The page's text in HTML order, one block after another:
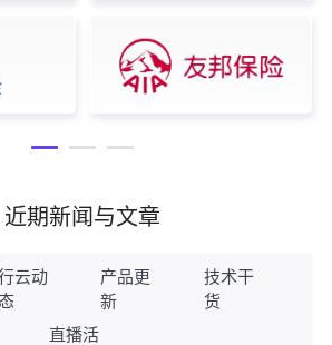
近期新闻与文章
云动
产品更
新
技术干
货
直播活